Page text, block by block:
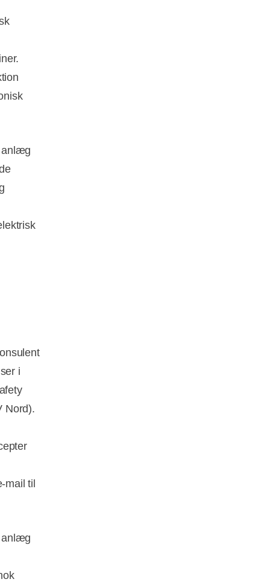
anlæg
i
Nord).
mail til
anlæg